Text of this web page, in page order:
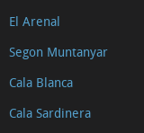
El Arenal
Segon Muntanyar
Cala Blanca
Cala Sardinera